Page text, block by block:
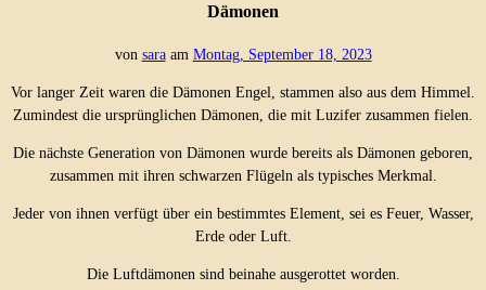
Dämonen
von sara am Montag, September 18, 2023
Vor langer Zeit waren die Dämonen Engel, stammen also aus dem Himmel.
Zumindest die ursprünglichen Dämonen, die mit Luzifer zusammen fielen.
Die nächste Generation von Dämonen wurde bereits als Dämonen geboren,
zusammen mit ihren schwarzen Flügeln als typisches Merkmal.
Jeder von ihnen verfügt über ein bestimmtes Element, sei es Feuer, Wasser,
Erde oder Luft.
Die Luftdämonen sind beinahe ausgerottet worden.